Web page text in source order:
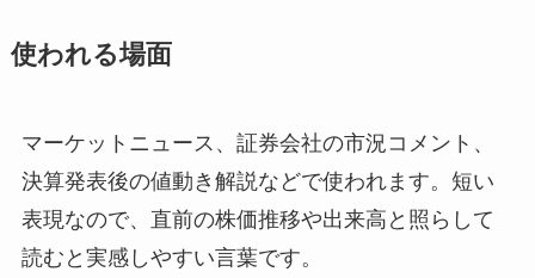
使われる場面
マーケットニュース、証券会社の市況コメント、
決算発表後の値動き解説などで使われます。短い
表現なので、直前の株価推移や出来高と照らして
読むと実感しやすい言葉です。